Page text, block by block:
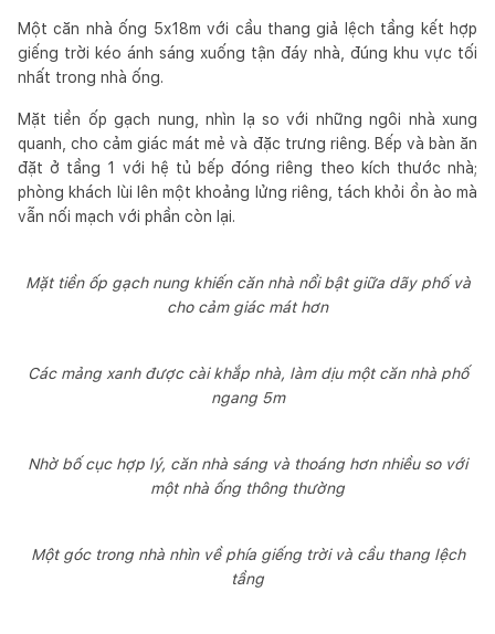
Một căn nhà ống 5x18m với cầu thang giả lệch tầng kết hợp
giếng trời kéo ánh sáng xuống tận đáy nhà, đúng khu vực tối
nhất trong nhà ống.
Mặt tiền ốp gạch nung, nhìn lạ so với những ngôi nhà xung
quanh, cho cảm giác mát mẻ và đặc trưng riêng. Bếp và bàn ăn
đặt ở tầng 1 với hệ tủ bếp đóng riêng theo kích thước nhà;
phòng khách lùi lên một khoảng lửng riêng, tách khỏi ồn ào mà
vẫn nối mạch với phần còn lại.
Mặt tiền ốp gạch nung khiến căn nhà nổi bật giữa dãy phố và
cho cảm giác mát hơn
Các mảng xanh được cài khắp nhà, làm dịu một căn nhà phố
ngang 5m
Nhờ bố cục hợp lý, căn nhà sáng và thoáng hơn nhiều so với
một nhà ống thông thường
Một góc trong nhà nhìn về phía giếng trời và cầu thang lệch
tầng